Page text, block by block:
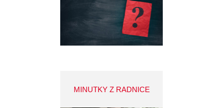
MINUTKY Z RADNICE